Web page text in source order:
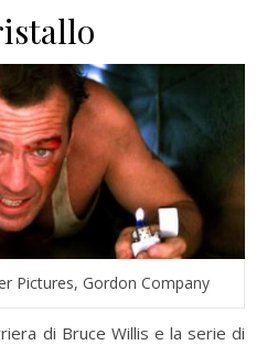
Pictures, Gordon Company
di Bruce Willis e la serie di